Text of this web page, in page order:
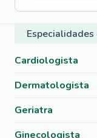
Cardiologista
Dermatologista
Geriatra
Ginecologista